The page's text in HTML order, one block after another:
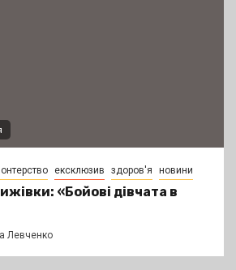
ексклюзив здоров'я новини
«Бойові дівчата в
Левченко